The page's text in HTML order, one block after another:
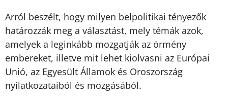
Arról beszélt, hogy milyen belpolitikai tényezők
határozzák meg a választást, mely témák azok,
amelyek a leginkább mozgatják az örmény
embereket, illetve mit lehet kiolvasni az Európai
Unió, az Egyesült Államok és Oroszország
nyilatkozataiból és mozgásából.